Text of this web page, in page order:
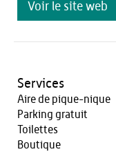
Voir le site web
Services
Aire de pique-nique
Parking gratuit
Toilettes
Boutique